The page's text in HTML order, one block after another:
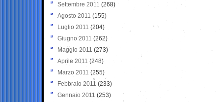
Settembre 2011 (268)
Agosto 2011 (155)
Luglio 2011 (204)
Giugno 2011 (262)
Maggio 2011 (273)
Aprile 2011 (248)
Marzo 2011 (255)
Febbraio 2011 (233)
Gennaio 2011 (253)